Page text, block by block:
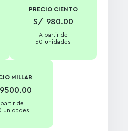
PRECIO CIENTO
S/ 980.00
A partir de
50 unidades
MILLAR
partir de
unidades